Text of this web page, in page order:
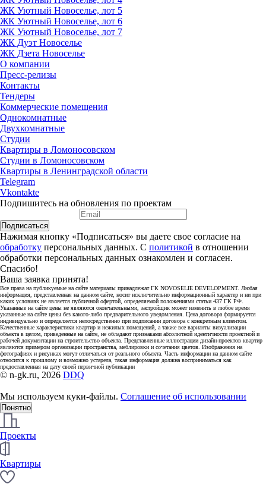
ЖК Уютный Новоселье, лот 5
ЖК Уютный Новоселье, лот 6
ЖК Уютный Новоселье, лот 7
ЖК Дуэт Новоселье
ЖК Дзета Новоселье
О компании
Пресс-релизы
Контакты
Тендеры
Коммерческие помещения
Однокомнатные
Двухкомнатные
Студии
Квартиры в Ломоносовском
Студии в Ломоносовском
Квартиры в Ленинградской области
Telegram
Vkontakte
Подпишитесь на обновления по проектам
Подписаться
Нажимая кнопку «Подписаться» вы даете свое согласие на
обработку персональных данных. С политикой в отношении
обработки персональных данных ознакомлен и согласен.
Спасибо!
Ваша заявка принята!
Все права на публикуемые на сайте материалы принадлежат ГК NOVOSELIE DEVELOPMENT. Любая
информация, представленная на данном сайте, носит исключительно информационный характер и ни при
каких условиях не является публичной офертой, определяемой положениями статьи 437 ГК РФ.
Указанные на сайте цены не являются окончательными, застройщик может изменить в любое время
указанные на сайте цены без какого-либо предварительного уведомления. Цена договора формируется
индивидуально и определяется непосредственно при подписании договора с конкретным клиентом.
Качественные характеристики квартир и нежилых помещений, а также все варианты визуализации
объекта в целом, приведенные на сайте, не обладают признаками абсолютной идентичности проектной и
рабочей документации на строительство объекта. Представленные иллюстрации дизайн-проектов квартир
являются примером организации пространства, меблировки и сочетания цветов. Изображения на
фотографиях и рисунках могут отличаться от реального объекта. Часть информации на данном сайте
относится к прошлому и возможно устарела, такая информация должна восприниматься как
предоставленная на дату своей первичной публикации
© n-gk.ru, 2026 DDQ
Мы используем куки-файлы. Соглашение об использовании
Понятно
Проекты
Квартиры